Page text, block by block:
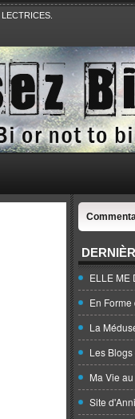
Revue de presse et de
ELLE ME
En
La
Les
Ma Vie
Site